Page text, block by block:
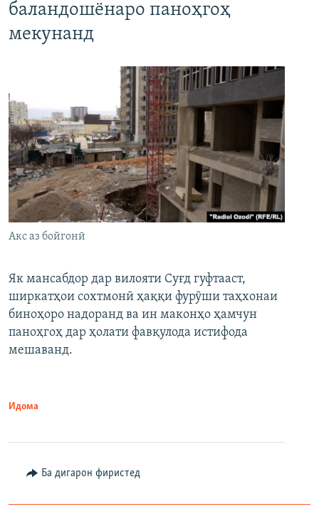
баландошёнаро паноҳгоҳ
мекунанд
Акс аз бойгонӣ
Як мансабдор дар вилояти Суғд гуфтааст,
ширкатҳои сохтмонӣ ҳаққи фурӯши таҳхонаи
биноҳоро надоранд ва ин маконҳо ҳамчун
паноҳгоҳ дар ҳолати фавқулода истифода
мешаванд.
Идома
Ба дигарон фиристед